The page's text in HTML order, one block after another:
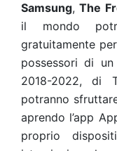
Samsung, The
il mondo
gratuitamente
possessori di
2018-2022, di
potranno
aprendo l’app
proprio